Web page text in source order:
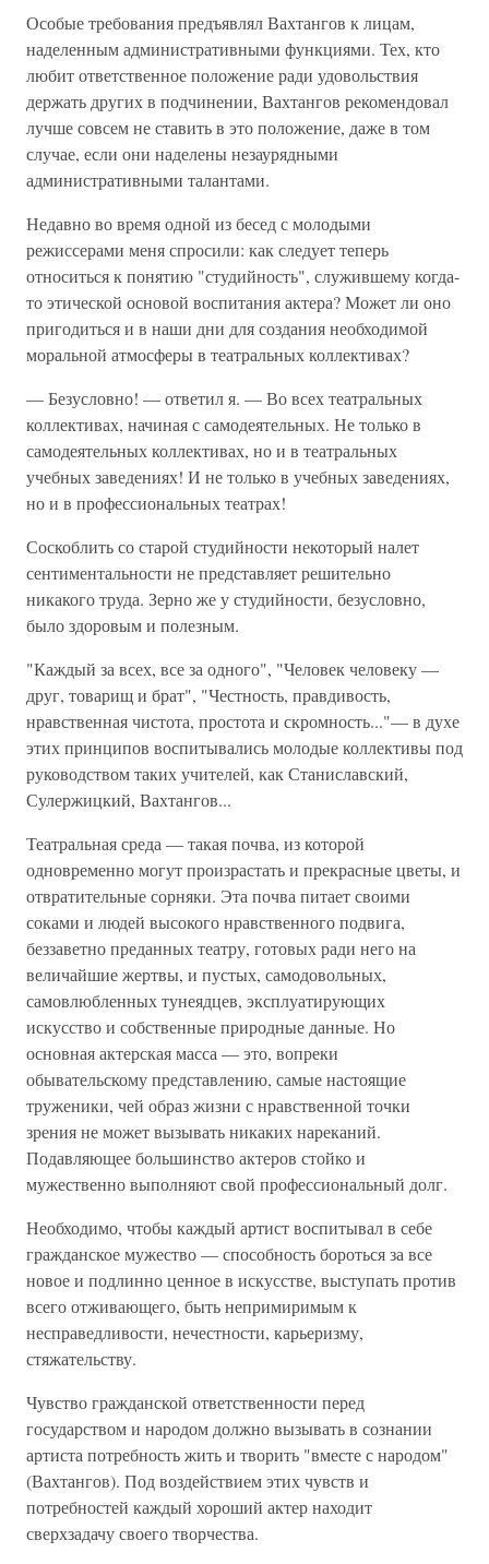
Особые требования предъявлял Вахтангов к лицам,
наделенным административными функциями. Тех, кто
любит ответственное положение ради удовольствия
держать других в подчинении, Вахтангов рекомендовал
лучше совсем не ставить в это положение, даже в том
случае, если они наделены незаурядными
административными талантами.
Недавно во время одной из бесед с молодыми
режиссерами меня спросили: как следует теперь
относиться к понятию "студийность", служившему когда-
то этической основой воспитания актера? Может ли оно
пригодиться и в наши дни для создания необходимой
моральной атмосферы в театральных коллективах?
— Безусловно! — ответил я. — Во всех театральных
коллективах, начиная с самодеятельных. Не только в
самодеятельных коллективах, но и в театральных
учебных заведениях! И не только в учебных заведениях,
но и в профессиональных театрах!
Соскоблить со старой студийности некоторый налет
сентиментальности не представляет решительно
никакого труда. Зерно же у студийности, безусловно,
было здоровым и полезным.
"Каждый за всех, все за одного", "Человек человеку —
друг, товарищ и брат", "Честность, правдивость,
нравственная чистота, простота и скромность..."— в духе
этих принципов воспитывались молодые коллективы под
руководством таких учителей, как Станиславский,
Сулержицкий, Вахтангов...
Театральная среда — такая почва, из которой
одновременно могут произрастать и прекрасные цветы, и
отвратительные сорняки. Эта почва питает своими
соками и людей высокого нравственного подвига,
беззаветно преданных театру, готовых ради него на
величайшие жертвы, и пустых, самодовольных,
самовлюбленных тунеядцев, эксплуатирующих
искусство и собственные природные данные. Но
основная актерская масса — это, вопреки
обывательскому представлению, самые настоящие
труженики, чей образ жизни с нравственной точки
зрения не может вызывать никаких нареканий.
Подавляющее большинство актеров стойко и
мужественно выполняют свой профессиональный долг.
Необходимо, чтобы каждый артист воспитывал в себе
гражданское мужество — способность бороться за все
новое и подлинно ценное в искусстве, выступать против
всего отживающего, быть непримиримым к
несправедливости, нечестности, карьеризму,
стяжательству.
Чувство гражданской ответственности перед
государством и народом должно вызывать в сознании
артиста потребность жить и творить "вместе с народом"
(Вахтангов). Под воздействием этих чувств и
потребностей каждый хороший актер находит
сверхзадачу своего творчества.